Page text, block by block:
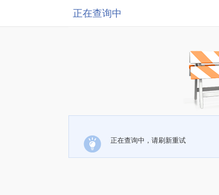
正在查询中
正在查询中，请刷新重试